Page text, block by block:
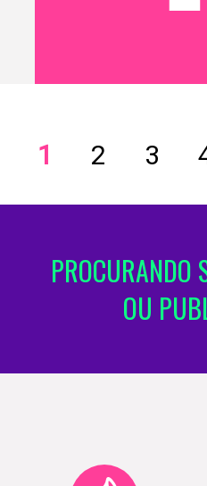
1 2 3
PROCURANDO
OU